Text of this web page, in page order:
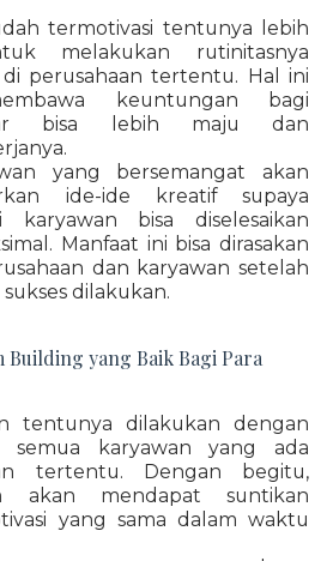
termotivasi tentunya lebih
melakukan rutinitasnya
perusahaan tertentu. Hal ini
keuntungan bagi
bisa lebih maju dan
yang bersemangat akan
ide-ide kreatif supaya
karyawan bisa diselesaikan
Manfaat ini bisa dirasakan
dan karyawan setelah
dilakukan.
Building yang Baik Bagi Para
tentunya dilakukan dengan
semua karyawan yang ada
tertentu. Dengan begitu,
akan mendapat suntikan
yang sama dalam waktu